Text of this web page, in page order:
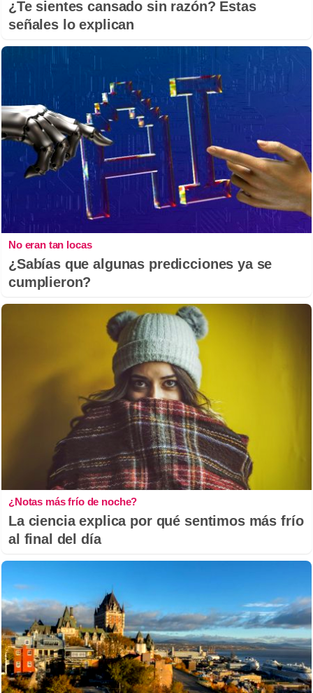
¿Te sientes cansado sin razón? Estas
señales lo explican
No eran tan locas
¿Sabías que algunas predicciones ya se
cumplieron?
¿Notas más frío de noche?
La ciencia explica por qué sentimos más frío
al final del día